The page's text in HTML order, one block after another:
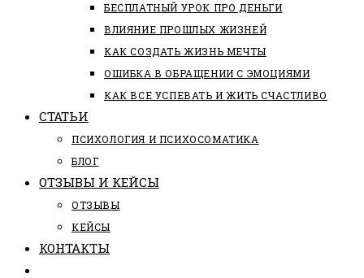
БЕСПЛАТНЫЙ УРОК ПРО ДЕНЬГИ
ВЛИЯНИЕ ПРОШЛЫХ ЖИЗНЕЙ
КАК СОЗДАТЬ ЖИЗНЬ МЕЧТЫ
ОШИБКА В ОБРАЩЕНИИ С ЭМОЦИЯМИ
КАК ВСЕ УСПЕВАТЬ И ЖИТЬ СЧАСТЛИВО
СТАТЬИ
ПCИХОЛОГИЯ И ПСИХОСОМАТИКА
БЛОГ
ОТЗЫВЫ И КЕЙСЫ
ОТЗЫВЫ
КЕЙСЫ
КОНТАКТЫ